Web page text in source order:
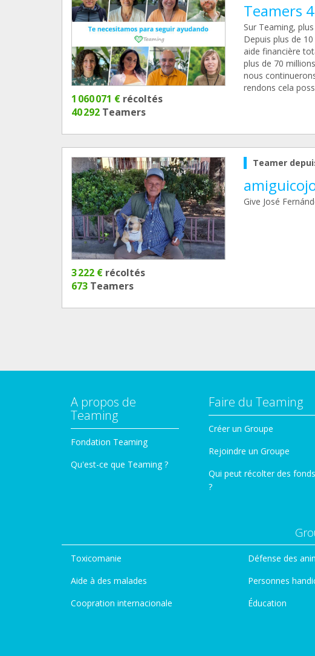
1 060 071 € récoltés
40 292 Teamers
Teamers
Sur Teaming,
Depuis plus de
aide financière
plus de 70
nous
rendons cela
3 222 € récoltés
673 Teamers
Teamer
Give José
A propos de
Teaming
Fondation Teaming
Qu'est-ce que Teaming ?
Faire du Teaming
Créer un Groupe
Rejoindre un Groupe
Qui peut récolter des fonds
?
Toxicomanie
Aide à des malades
Coopration internacionale
Défense des
Personnes
Éducation